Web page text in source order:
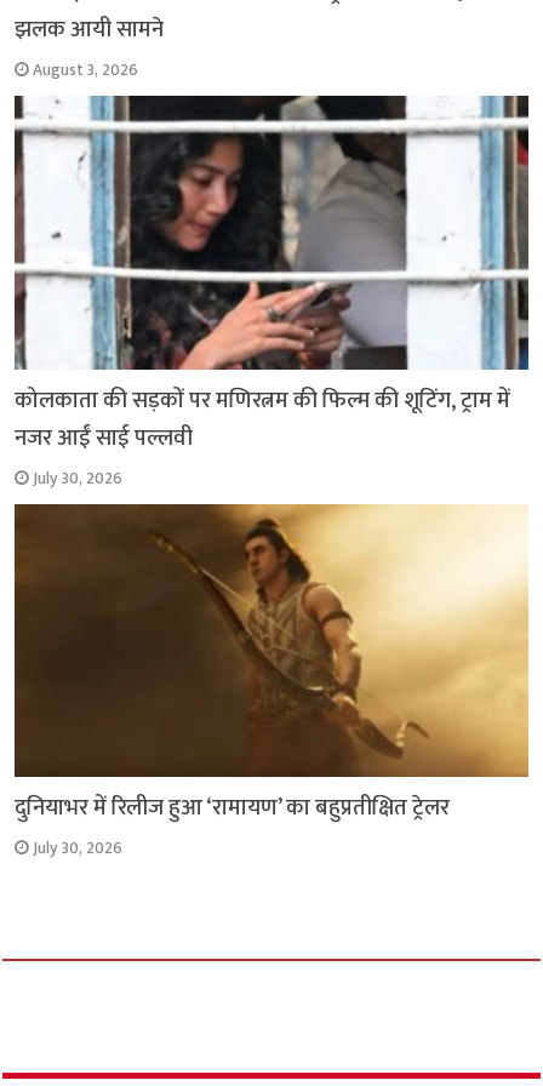
झलक आयी सामने
August 3, 2026
कोलकाता की सड़कों पर मणिरत्नम की फिल्म की शूटिंग, ट्राम में
नजर आईं साई पल्लवी
July 30, 2026
दुनियाभर में रिलीज हुआ ‘रामायण’ का बहुप्रतीक्षित ट्रेलर
July 30, 2026